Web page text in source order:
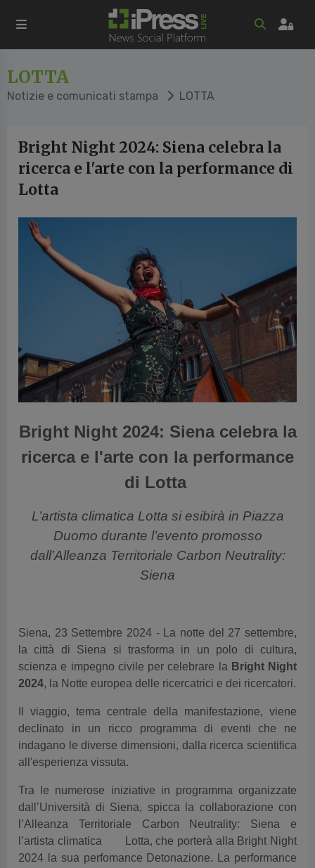
LOTTA
Notizie e comunicati stampa LOTTA
Bright Night 2024: Siena celebra la
ricerca e l'arte con la performance di
Lotta
Bright Night 2024: Siena celebra la
ricerca e l'arte con la performance
di Lotta
L’artista climatica Lotta si esibirà in Piazza
Duomo durante l’evento promosso
dall’Alleanza Territoriale Carbon Neutrality:
Siena
Siena, 23 Settembre 2024 - La notte del 27 settembre,
la città di Siena si trasforma in un polo di cultura,
scienza e impegno civile per celebrare la Bright Night
2024, la Notte europea delle ricercatrici e dei ricercatori.
Il viaggio, tema centrale della manifestazione, viene
declinato in un ricco programma di eventi che ne
indagano le diverse dimensioni, dalla ricerca scientifica
all'esperienza vissuta.
Tra le numerose iniziative in programma organizzate
dall’Università di Siena, spicca la collaborazione con
l’Alleanza Territoriale Carbon Neutrality: Siena e
l’artista climatica
Lotta, che porterà alla Bright Night
2024 la sua perfomance Detonazione. La performance